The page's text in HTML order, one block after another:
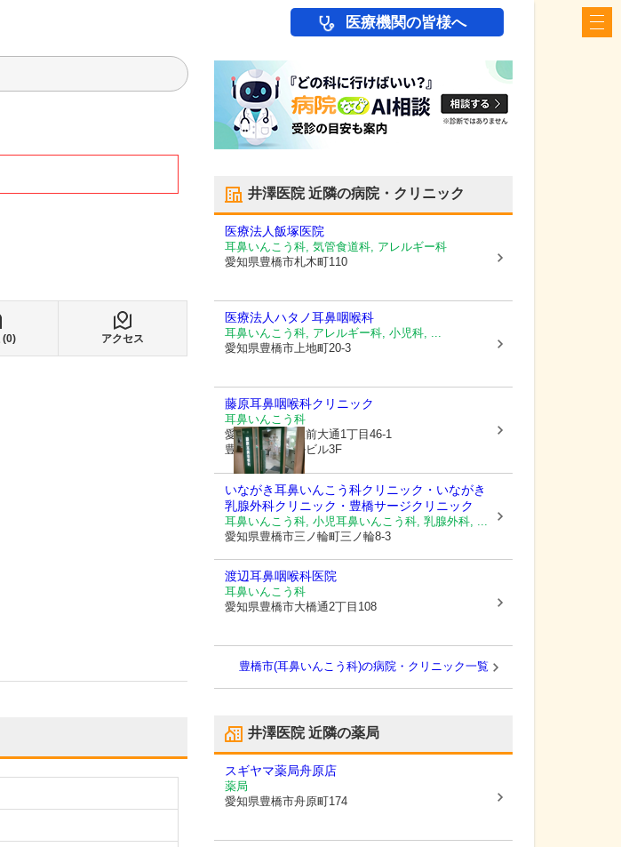
医療機関の皆様へ
(0) アクセス
井澤医院近隣の病院・クリニック
医療法人飯塚医院
耳鼻いんこう科, 気管食道科, アレルギー科
愛知県豊橋市札木町110
医療法人ハタノ耳鼻咽喉科
耳鼻いんこう科, アレルギー科, 小児科, ...
愛知県豊橋市上地町20-3
藤原耳鼻咽喉科クリニック
耳鼻いんこう科
愛知県豊橋市駅前大通1丁目46-1
豊鉄ターミナルビル3F
いながき耳鼻いんこう科クリニック・いながき
乳腺外科クリニック・豊橋サージクリニック
耳鼻いんこう科, 小児耳鼻いんこう科, 乳腺外科, ...
愛知県豊橋市三ノ輪町三ノ輪8-3
渡辺耳鼻咽喉科医院
耳鼻いんこう科
愛知県豊橋市大橋通2丁目108
豊橋市(耳鼻いんこう科)の病院・クリニック一覧
井澤医院近隣の薬局
スギヤマ薬局舟原店
薬局
愛知県豊橋市舟原町174